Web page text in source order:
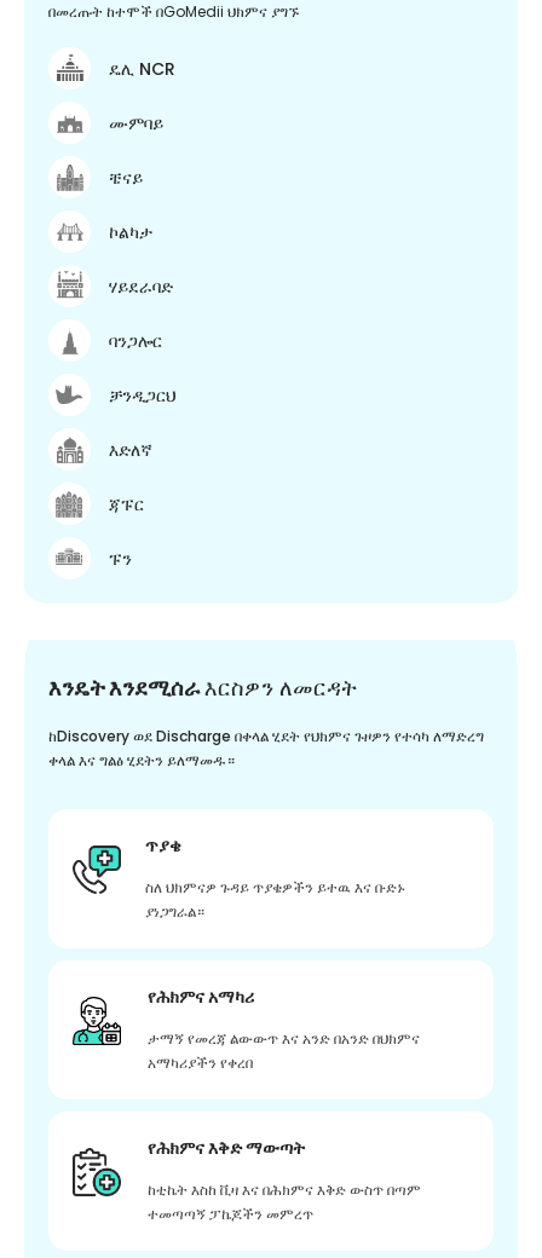
በመረጡት ከተሞች በGoMedii ህክምና ያግኙ
ዴሊ NCR
ሙምባይ
ቼናይ
ኮልካታ
ሃይደራባድ
ባንጋሎር
ቻንዲጋርህ
እድለኛ
ጃፑር
ፑን
እንዴት እንደሚሰራእርስዎን ለመርዳት
ከDiscovery ወደ Discharge በቀላል ሂደት የህክምና ጉዞዎን የተሳካ ለማድረግ
ቀላል እና ግልፅ ሂደትን ይለማመዱ።
ጥያቄ
ስለ ህክምናዎ ጉዳይ ጥያቄዎችን ይተዉ እና ቡድኑ
ያነጋግራል።
የሕክምና አማካሪ
ታማኝ የመረጃ ልውውጥ እና አንድ በአንድ በህክምና
አማካሪያችን የቀረበ
የሕክምና እቅድ ማውጣት
ከቲኬት እስከ ቪዛ እና በሕክምና እቅድ ውስጥ በጣም
ተመጣጣኝ ፓኬጆችን መምረጥ